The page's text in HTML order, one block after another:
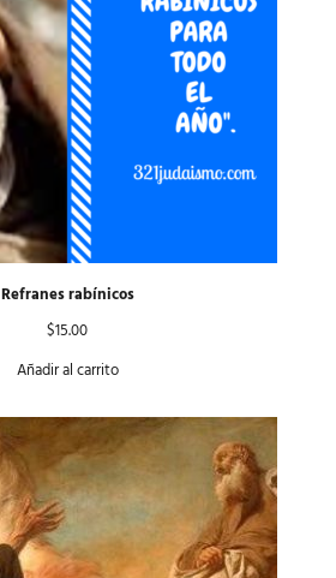
Refranes rabínicos
$15.00
Añadir al carrito